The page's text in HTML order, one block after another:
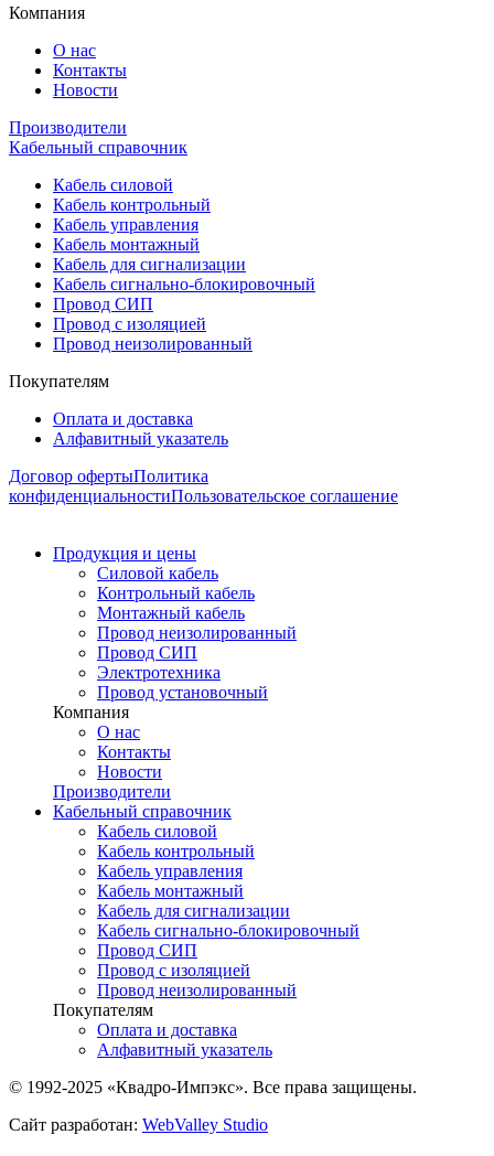
Компания
О нас
Контакты
Новости
Производители
Кабельный справочник
Кабель силовой
Кабель контрольный
Кабель управления
Кабель монтажный
Кабель для сигнализации
Кабель сигнально-блокировочный
Провод СИП
Провод с изоляцией
Провод неизолированный
Покупателям
Оплата и доставка
Алфавитный указатель
Договор офертыПолитика
конфиденциальностиПользовательское соглашение
Продукция и цены
Силовой кабель
Контрольный кабель
Монтажный кабель
Провод неизолированный
Провод СИП
Электротехника
Провод установочный
Компания
О нас
Контакты
Новости
Производители
Кабельный справочник
Кабель силовой
Кабель контрольный
Кабель управления
Кабель монтажный
Кабель для сигнализации
Кабель сигнально-блокировочный
Провод СИП
Провод с изоляцией
Провод неизолированный
Покупателям
Оплата и доставка
Алфавитный указатель
© 1992-2025 «Квадро-Импэкс». Все права защищены.
Сайт разработан: WebValley Studio